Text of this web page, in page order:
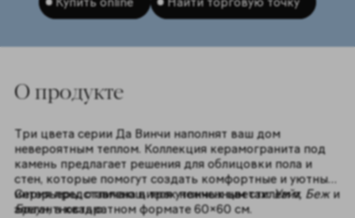
O продукте
Три цвета серии Да Винчи наполнят ваш дом
невероятным теплом. Коллекция керамогранита под
камень предлагает решения для облицовки пола и
стен, которые помогут создать комфортные и уютные
интерьеры, отличающиеся утонченным стилем и
элегантностью.
Серия представлена в трех нежных цветах:Уайт, Бежи
Браун, в квадратном формате 60×60 см.